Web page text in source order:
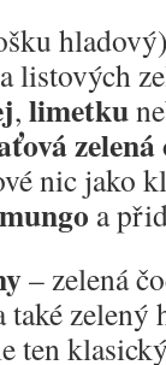
listových
, limetku
nic jako
a
– zelená
také
ten